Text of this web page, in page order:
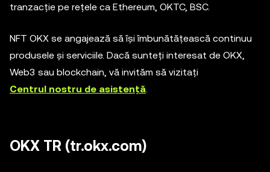
tranzacție pe rețele ca Ethereum, OKTC, BSC.
NFT OKX se angajează să își îmbunătățească continuu
produsele și serviciile. Dacă sunteți interesat de OKX,
Web3 sau blockchain, vă invităm să vizitați
Centrul nostru de asistență
OKX TR (tr.okx.com)